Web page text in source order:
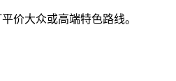
价大众或高端特色路线。